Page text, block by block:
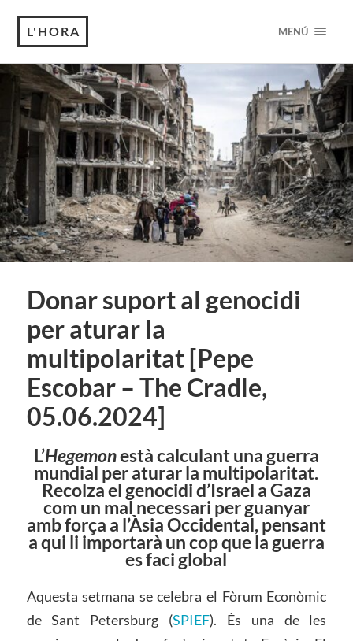
L'HORA MENÚ
Donar suport al genocidi
per aturar la
multipolaritat [Pepe
Escobar – The Cradle,
05.06.2024]
L’Hegemonestà calculant una guerra
mundial per aturar la multipolaritat.
Recolza el genocidi d’Israel a Gaza
com un mal necessari per guanyar
amb força a l’Àsia Occidental, pensant
a qui li importarà un cop que la guerra
es faci global
Aquesta setmana se celebra el Fòrum Econòmic
de Sant Petersburg (SPIEF). És una de les